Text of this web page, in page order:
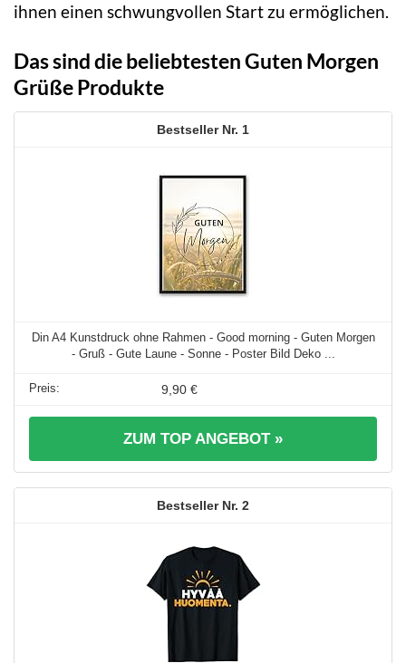
ihnen einen schwungvollen Start zu ermöglichen.
Das sind die beliebtesten Guten Morgen
Grüße Produkte
1
Din A4 Kunstdruck ohne Rahmen - Good morning - Guten Morgen
- Gruß - Gute Laune - Sonne - Poster Bild Deko ...
9,90 €
ZUM TOP ANGEBOT »
2